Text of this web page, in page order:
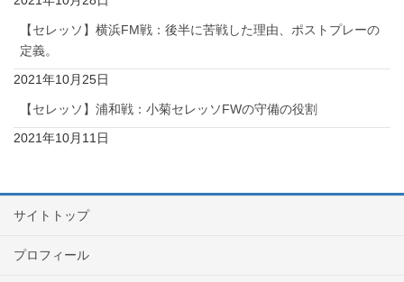
【セレッソ】横浜FM戦：後半に苦戦した理由、ポストプレーの
定義。
2021年10月25日
【セレッソ】浦和戦：小菊セレッソFWの守備の役割
2021年10月11日
サイトトップ
プロフィール